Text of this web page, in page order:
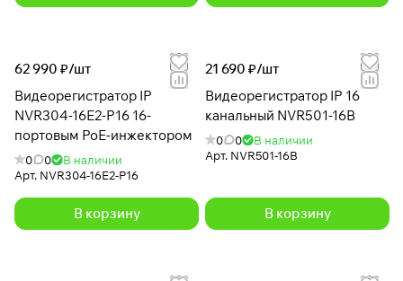
62 990 ₽/шт
Видеорегистратор IP
NVR304-16E2-P16 16-
портовым PoE-инжектором
0 0
В наличии
Арт. NVR304-16E2-P16
В корзину
21 690 ₽/шт
Видеорегистратор IP 16
канальный NVR501-16B
0 0
В наличии
Арт. NVR501-16B
В корзину